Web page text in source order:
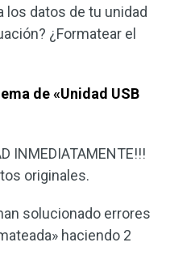
datos de tu unidad
¿Formatear el
de «Unidad USB
INMEDIATAMENTE!!!
originales.
solucionado errores
haciendo 2